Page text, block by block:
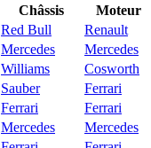
Châssis
Moteur
Red Bull
Renault
Mercedes
Mercedes
Williams
Cosworth
Sauber
Ferrari
Ferrari
Ferrari
Mercedes
Mercedes